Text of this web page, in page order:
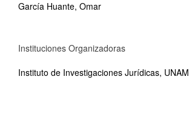
García Huante, Omar
Instituciones Organizadoras
Instituto de Investigaciones Jurídicas, UNAM